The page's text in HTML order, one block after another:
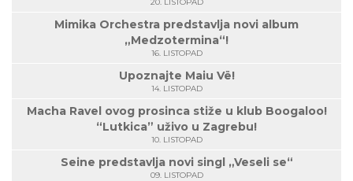
Mimika Orchestra predstavlja novi album
„Medzotermina“!
16. LISTOPAD
Upoznajte Maiu Vë!
14. LISTOPAD
Macha Ravel ovog prosinca stiže u klub Boogaloo!
“Lutkica” uživo u Zagrebu!
10. LISTOPAD
Seine predstavlja novi singl „Veseli se“
09. LISTOPAD